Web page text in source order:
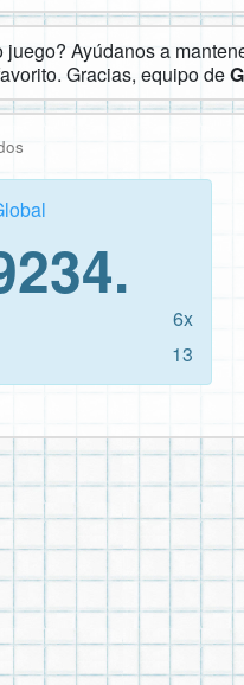
juego? Ayúdanos a
Gracias, equipo de
6x
13